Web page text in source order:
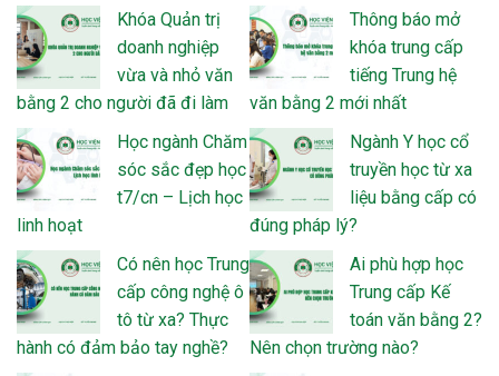
Khóa Quản trị
doanh nghiệp
vừa và nhỏ văn
bằng 2 cho người đã đi làm
Thông báo mở
khóa trung cấp
tiếng Trung hệ
văn bằng 2 mới nhất
Học ngành Chăm
sóc sắc đẹp học
t7/cn – Lịch học
linh hoạt
Ngành Y học cổ
truyền học từ xa
liệu bằng cấp có
đúng pháp lý?
Có nên học Trung
cấp công nghệ ô
tô từ xa? Thực
hành có đảm bảo tay nghề?
Ai phù hợp học
Trung cấp Kế
toán văn bằng 2?
Nên chọn trường nào?